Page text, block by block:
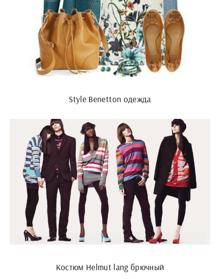
Style Benetton одежда
Костюм Helmut lang брючный